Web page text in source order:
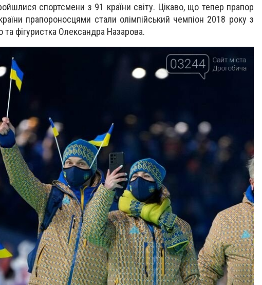
спортсмени з 91 країни світу. Цікаво, що тепер прапор
прапороносцями стали олімпійський чемпіон 2018 року з
фігуристка Олександра Назарова.